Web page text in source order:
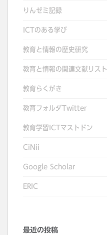
りんゼミ記録
ICTのある学び
教育と情報の歴史研究
教育と情報の関連文献リスト
教育らくがき
教育フォルダTwitter
教育学習ICTマストドン
CiNii
Google Scholar
ERIC
最近の投稿